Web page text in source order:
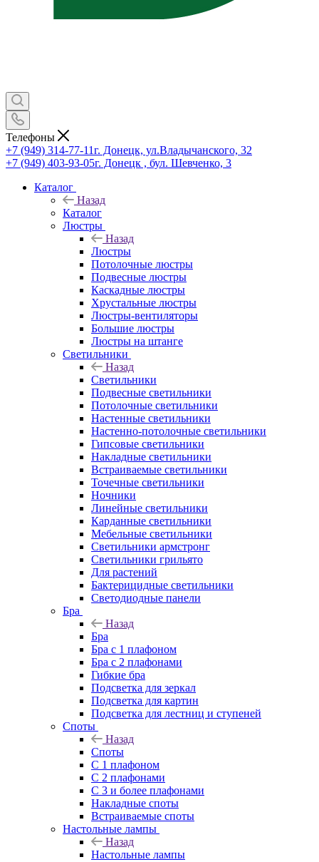
Телефоны
+7 (949) 314-77-11г. Донецк, ул.Владычанского, 32
+7 (949) 403-93-05г. Донецк , бул. Шевченко, 3
Каталог
Назад
Каталог
Люстры
Назад
Люстры
Потолочные люстры
Подвесные люстры
Каскадные люстры
Хрустальные люстры
Люстры-вентиляторы
Большие люстры
Люстры на штанге
Светильники
Назад
Светильники
Подвесные светильники
Потолочные светильники
Настенные светильники
Настенно-потолочные светильники
Гипсовые светильники
Накладные светильники
Встраиваемые светильники
Точечные светильники
Ночники
Линейные светильники
Карданные светильники
Мебельные светильники
Светильники армстронг
Светильники грильято
Для растений
Бактерицидные светильники
Светодиодные панели
Бра
Назад
Бра
Бра с 1 плафоном
Бра с 2 плафонами
Гибкие бра
Подсветка для зеркал
Подсветка для картин
Подсветка для лестниц и ступеней
Споты
Назад
Споты
С 1 плафоном
С 2 плафонами
С 3 и более плафонами
Накладные споты
Встраиваемые споты
Настольные лампы
Назад
Настольные лампы